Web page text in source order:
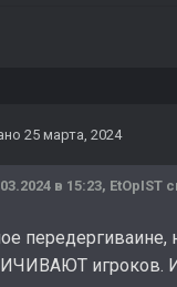
25 марта, 2024
в 15:23, EtOpIST
игроков. И